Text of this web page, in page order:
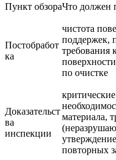
Пункт обзораЧто должен
Постобработ
ка
чистота
поддержек,
требования
по очистке
Доказательст
ва
инспекции
материала,
повторных